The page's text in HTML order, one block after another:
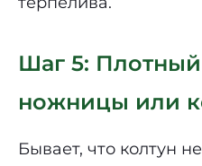
Шаг 5: Плотный
ножницы или
Бывает, что колтун